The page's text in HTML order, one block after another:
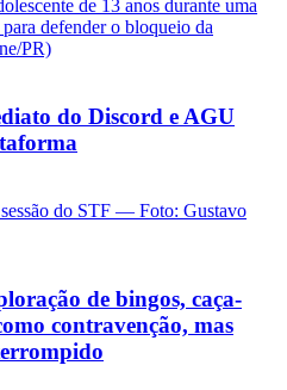
do Discord e AGU
de bingos, caça-
contravenção, mas